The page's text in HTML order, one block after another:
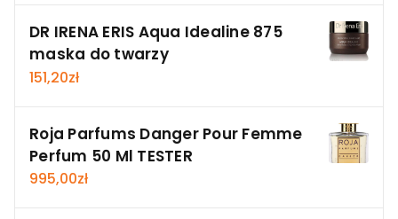
DR IRENA ERIS Aqua Idealine 875
maska do twarzy
151,20zł
Roja Parfums Danger Pour Femme
Perfum 50 Ml TESTER
995,00zł